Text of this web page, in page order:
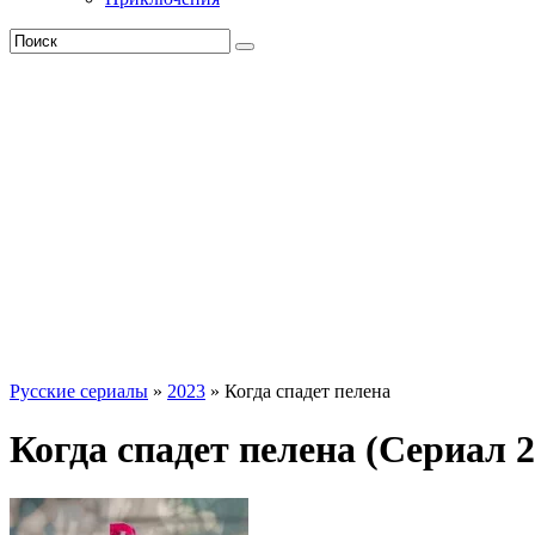
Русские сериалы » 2023 » Когда спадет пелена
Когда спадет пелена (Сериал